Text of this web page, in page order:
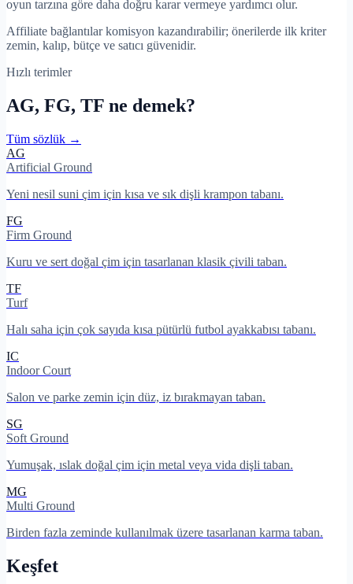
oyun tarzına göre daha doğru karar vermeye yardımcı olur.
Affiliate bağlantılar komisyon kazandırabilir; önerilerde ilk kriter
zemin, kalıp, bütçe ve satıcı güvenidir.
Hızlı terimler
AG, FG, TF ne demek?
Tüm sözlük →
AG
Artificial Ground
Yeni nesil suni çim için kısa ve sık dişli krampon tabanı.
FG
Firm Ground
Kuru ve sert doğal çim için tasarlanan klasik çivili taban.
TF
Turf
Halı saha için çok sayıda kısa pütürlü futbol ayakkabısı tabanı.
IC
Indoor Court
Salon ve parke zemin için düz, iz bırakmayan taban.
SG
Soft Ground
Yumuşak, ıslak doğal çim için metal veya vida dişli taban.
MG
Multi Ground
Birden fazla zeminde kullanılmak üzere tasarlanan karma taban.
Keşfet